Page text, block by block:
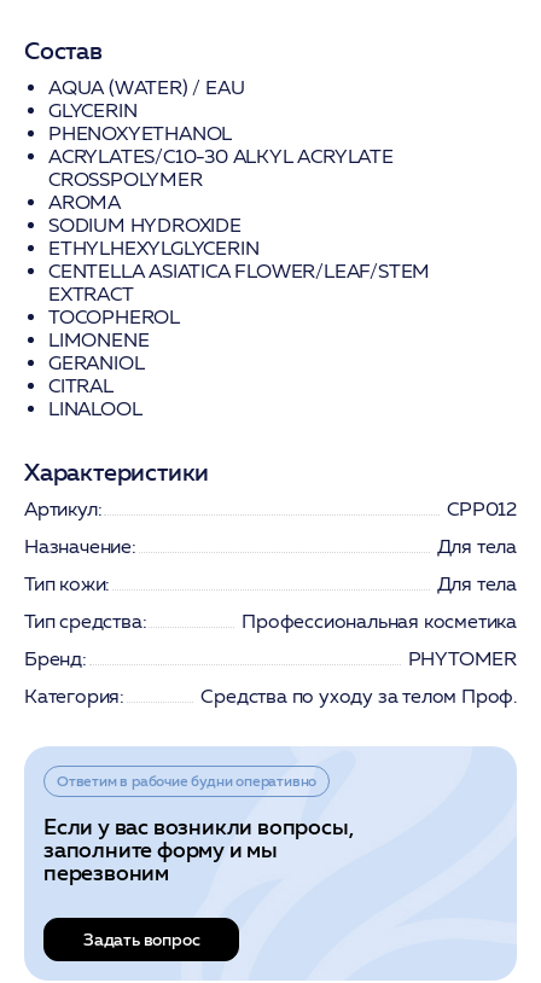
Состав
AQUA (WATER) / EAU
GLYCERIN
PHENOXYETHANOL
ACRYLATES/C10-30 ALKYL ACRYLATE
CROSSPOLYMER
AROMA
SODIUM HYDROXIDE
ETHYLHEXYLGLYCERIN
CENTELLA ASIATICA FLOWER/LEAF/STEM
EXTRACT
TOCOPHEROL
LIMONENE
GERANIOL
CITRAL
LINALOOL
Характеристики
Артикул:
CPP012
Назначение:
Для тела
Тип кожи:
Для тела
Тип средства:
Профессиональная косметика
Бренд:
PHYTOMER
Категория:
Средства по уходу за телом Проф.
Ответим в рабочие будни оперативно
Если у вас возникли вопросы,
заполните форму и мы
перезвоним
Задать вопрос